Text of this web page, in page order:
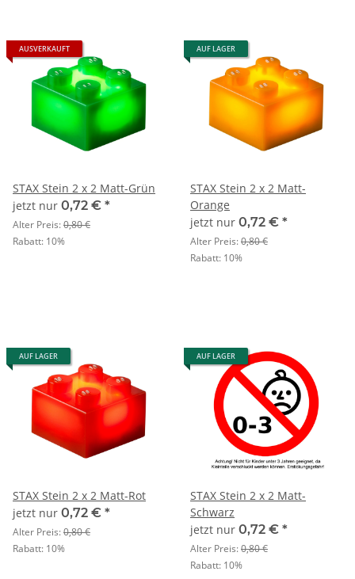
AUSVERKAUFT
STAX Stein 2 x 2 Matt-Grün
jetzt nur 0,72 € *
Alter Preis:0,80 €
Rabatt: 10%
AUF LAGER
STAX Stein 2 x 2 Matt-
Orange
jetzt nur 0,72 € *
Alter Preis:0,80 €
Rabatt: 10%
AUF LAGER
STAX Stein 2 x 2 Matt-Rot
jetzt nur 0,72 € *
Alter Preis:0,80 €
Rabatt: 10%
AUF LAGER
STAX Stein 2 x 2 Matt-
Schwarz
jetzt nur 0,72 € *
Alter Preis:0,80 €
Rabatt: 10%